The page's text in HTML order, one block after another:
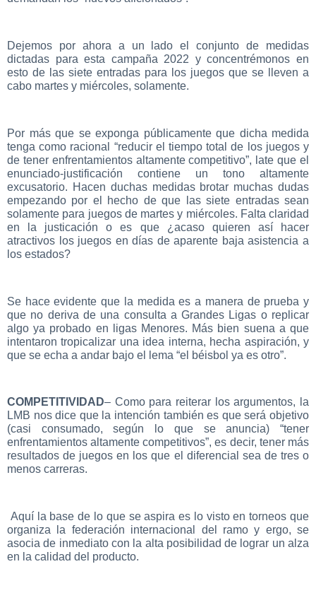
Dejemos por ahora a un lado el conjunto de medidas
dictadas para esta campaña 2022 y concentrémonos en
esto de las siete entradas para los juegos que se lleven a
cabo martes y miércoles, solamente.
Por más que se exponga públicamente que dicha medida
tenga como racional “reducir el tiempo total de los juegos y
de tener enfrentamientos altamente competitivo”, late que el
enunciado-justificación contiene un tono altamente
excusatorio. Hacen duchas medidas brotar muchas dudas
empezando por el hecho de que las siete entradas sean
solamente para juegos de martes y miércoles. Falta claridad
en la justicación o es que ¿acaso quieren así hacer
atractivos los juegos en días de aparente baja asistencia a
los estados?
Se hace evidente que la medida es a manera de prueba y
que no deriva de una consulta a Grandes Ligas o replicar
algo ya probado en ligas Menores. Más bien suena a que
intentaron tropicalizar una idea interna, hecha aspiración, y
que se echa a andar bajo el lema “el béisbol ya es otro”.
COMPETITIVIDAD– Como para reiterar los argumentos, la
LMB nos dice que la intención también es que será objetivo
(casi consumado, según lo que se anuncia) “tener
enfrentamientos altamente competitivos”, es decir, tener más
resultados de juegos en los que el diferencial sea de tres o
menos carreras.
Aquí la base de lo que se aspira es lo visto en torneos que
organiza la federación internacional del ramo y ergo, se
asocia de inmediato con la alta posibilidad de lograr un alza
en la calidad del producto.